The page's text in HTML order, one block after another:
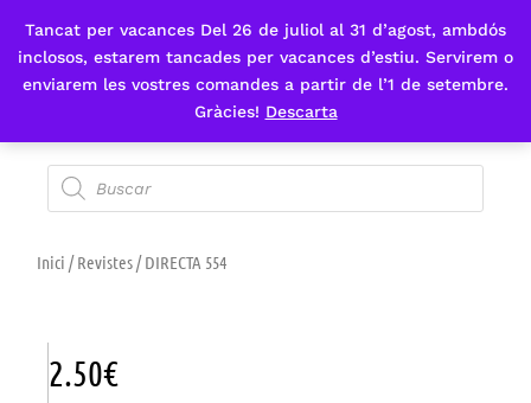
Tancat per vacances Del 26 de juliol al 31 d’agost, ambdós
inclosos, estarem tancades per vacances d’estiu. Servirem o
enviarem les vostres comandes a partir de l’1 de setembre.
Gràcies! Descarta
Fes-te'n sòcia
Inici /Revistes/ DIRECTA 554
2.50€